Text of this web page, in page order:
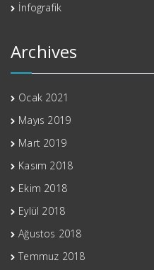
İnfografik
Archives
Ocak 2021
Mayıs 2019
Mart 2019
Kasım 2018
Ekim 2018
Eylül 2018
Ağustos 2018
Temmuz 2018